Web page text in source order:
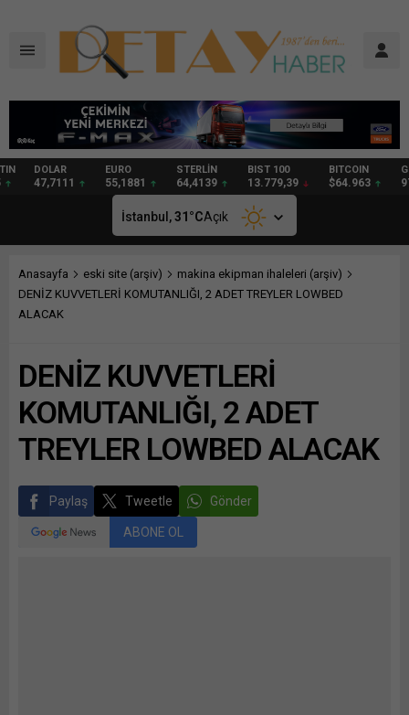
DOLAR
47,7111
EURO
55,1881
STERLİN
64,4139
BIST 100
13.779,39
BITCOIN
$64.963 97,57
İstanbul,31 °CAçık
Anasayfa eski site (arşiv)
makina ekipman ihaleleri (arşiv)
DENİZ KUVVETLERİ KOMUTANLIĞI, 2 ADET TREYLER LOWBED
ALACAK
DENİZ KUVVETLERİ
KOMUTANLIĞI, 2 ADET
TREYLER LOWBED ALACAK
Paylaş Tweetle Gönder
ABONE OL